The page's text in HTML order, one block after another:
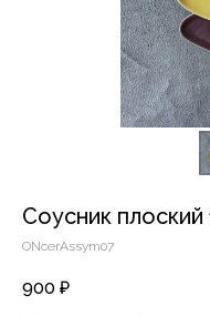
Соусник плоский
ONcerAssym07
900 ₽